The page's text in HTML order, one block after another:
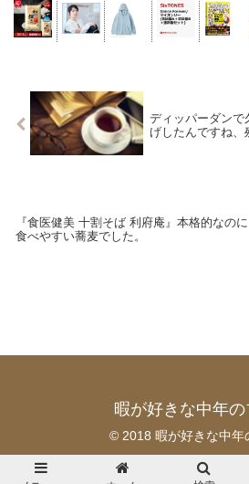
ディッパーダンで
げしたんですね、
『食医健美 十割そば 利府庵』本格的なのに
食べやすい蕎麦でした。
暇が好きな中年
© 2018 暇が好きな中年